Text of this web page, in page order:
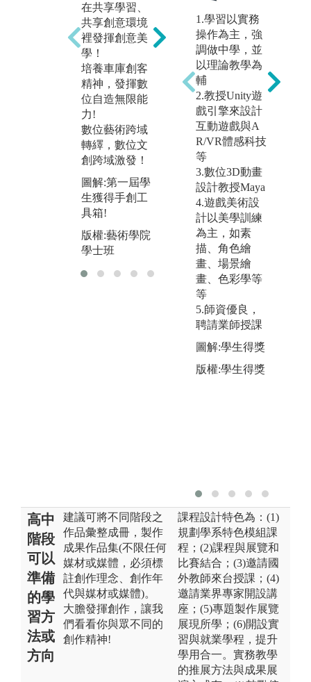
在共享學習、
共享創意環境
裡發揮創意美
學！
培養車庫創客
精神，發揮數
位自造無限能
力!
數位藝術跨域
轉繹，數位文
創跨域激發！
圖解:第一屆學
生獲得手創工
具箱!
版權:藝術學院
學士班
圖解:藝術學院
學士班logo
版權:藝術學院
學士班
1.學習以實務
操作為主，強
調做中學，並
以理論教學為
輔
2.教授Unity遊
戲引擎來設計
互動遊戲與A
R/VR體感科技
等
3.數位3D動畫
設計教授Maya
4.遊戲美術設
計以美學訓練
為主，如素
描、角色繪
畫、場景繪
畫、色彩學等
等
5.師資優良，
聘請業師授課
圖解:學生得獎
版權:學生得獎
高中
階段
可以
準備
的學
習方
法或
方向
建議可將不同階段之
作品彙整成冊，製作
成果作品集(不限任何
媒材或媒體，必須標
註創作理念、創作年
代與媒材或媒體)。
大膽發揮創作，讓我
們看看你與眾不同的
創作精神!
課程設計特色為：(1)
規劃學系特色模組課
程；(2)課程與展覽和
比賽結合；(3)邀請國
外教師來台授課；(4)
邀請業界專家開設講
座；(5)專題製作展覽
展現所學；(6)開設實
習與就業學程，提升
學用合一。實務教學
的推展方法與成果展